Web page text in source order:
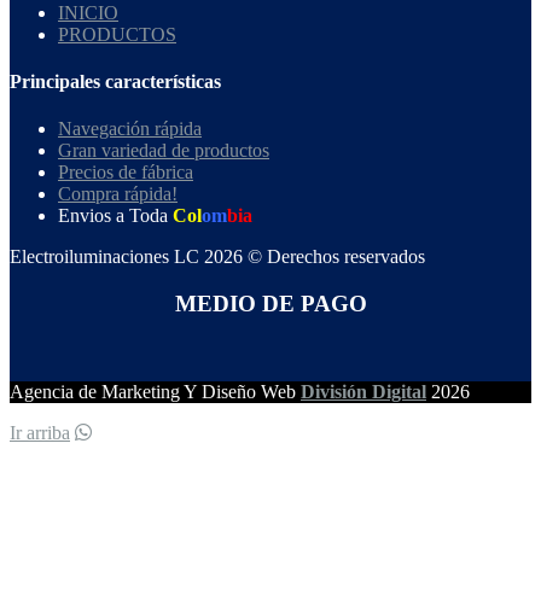
INICIO
PRODUCTOS
Principales características
Navegación rápida
Gran variedad de productos
Precios de fábrica
Compra rápida!
Envios a Toda Colombia
Electroiluminaciones LC 2026 © Derechos reservados
MEDIO DE PAGO
Agencia de Marketing Y Diseño Web División Digital 2026
Ir arriba